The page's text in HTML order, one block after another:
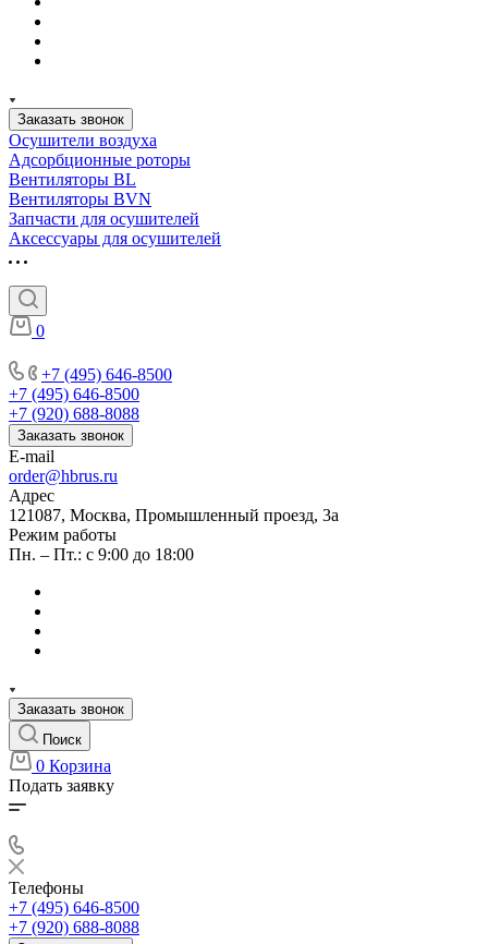
Заказать звонок
Осушители воздуха
Адсорбционные роторы
Вентиляторы BL
Вентиляторы BVN
Запчасти для осушителей
Аксессуары для осушителей
0
+7 (495) 646-8500
+7 (495) 646-8500
+7 (920) 688-8088
Заказать звонок
E-mail
order@hbrus.ru
Адрес
121087, Москва, Промышленный проезд, 3а
Режим работы
Пн. – Пт.: с 9:00 до 18:00
Заказать звонок
Поиск
0 Корзина
Подать заявку
Телефоны
+7 (495) 646-8500
+7 (920) 688-8088